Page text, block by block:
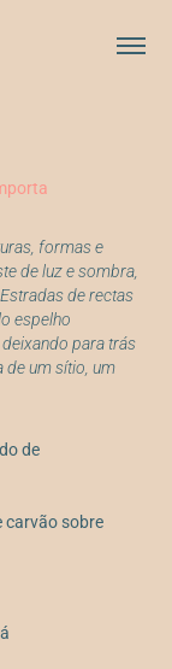
formas e
de luz e sombra,
de rectas
espelho
para trás
de um sítio, um
de
carvão sobre